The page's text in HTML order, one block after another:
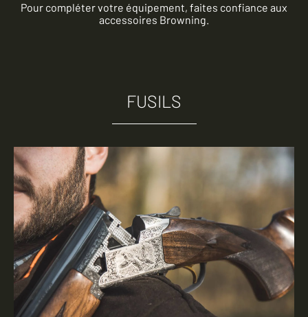
Pour compléter votre équipement, faites confiance aux
accessoires Browning.
FUSILS